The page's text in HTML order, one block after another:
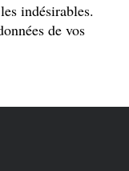
indésirables.
de vos